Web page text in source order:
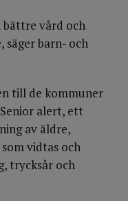
bättre vård och
säger barn- och
till de kommuner
alert, ett
av äldre,
vidtas och
trycksår och